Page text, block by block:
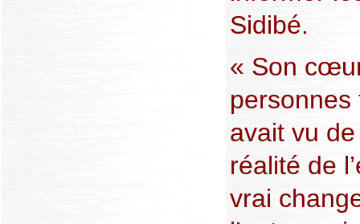
Sidibé.
« Son
avait vu
réalité de
vrai